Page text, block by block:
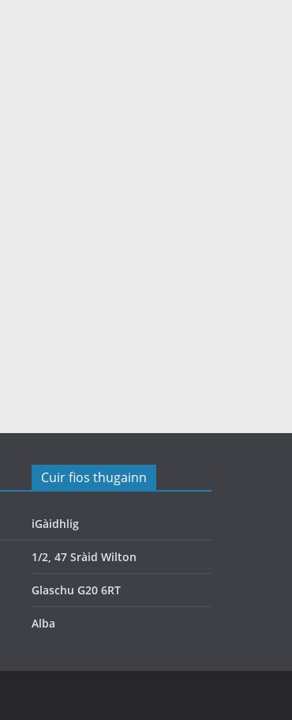
Cuir fios thugainn
iGàidhlig
1/2, 47 Sràid Wilton
Glaschu G20 6RT
Alba